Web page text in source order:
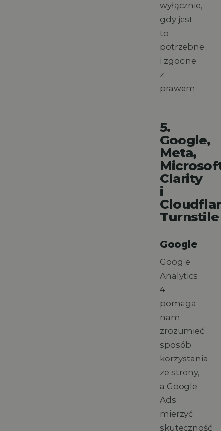
wyłącznie,
gdy jest
to
potrzebne
i zgodne
z
prawem.
5.
Google,
Meta,
Clarity
i
Turnstile
Google
Google
Analytics
4
pomaga
nam
zrozumieć
sposób
korzystania
ze strony,
a Google
Ads
mierzyć
skuteczność